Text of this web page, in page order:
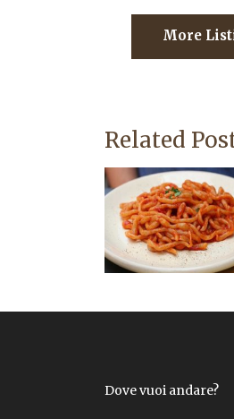
More
Related
Dove vuoi andare?